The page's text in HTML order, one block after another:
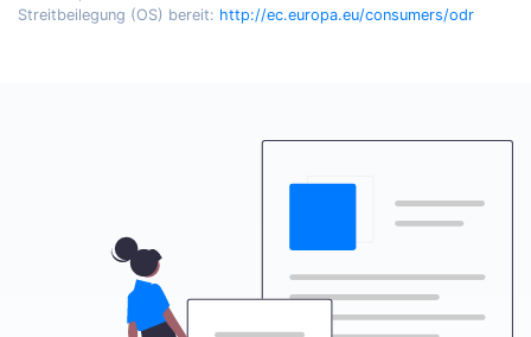
Streitbeilegung (OS) bereit: http://ec.europa.eu/consumers/odr